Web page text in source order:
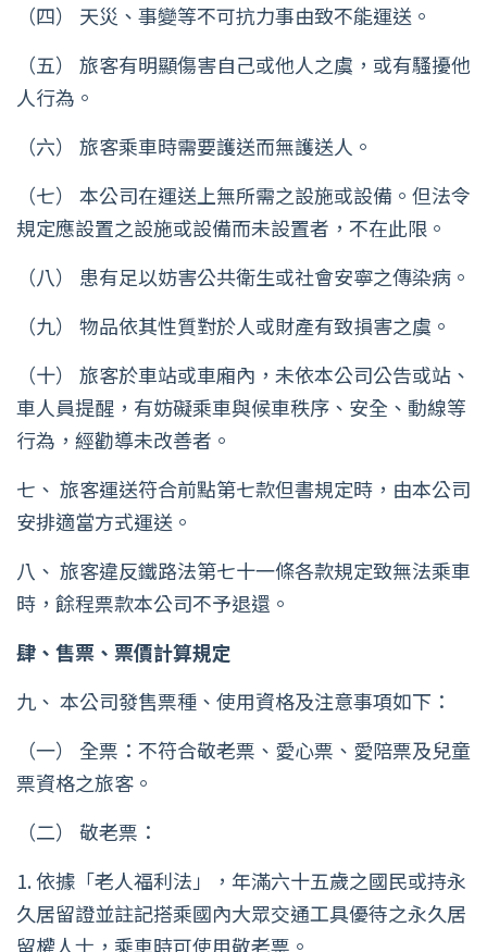
（四） 天災、事變等不可抗力事由致不能運送。
（五） 旅客有明顯傷害自己或他人之虞，或有騷擾他
人行為。
（六） 旅客乘車時需要護送而無護送人。
（七） 本公司在運送上無所需之設施或設備。但法令
規定應設置之設施或設備而未設置者，不在此限。
（八） 患有足以妨害公共衛生或社會安寧之傳染病。
（九） 物品依其性質對於人或財產有致損害之虞。
（十） 旅客於車站或車廂內，未依本公司公告或站、
車人員提醒，有妨礙乘車與候車秩序、安全、動線等
行為，經勸導未改善者。
七、 旅客運送符合前點第七款但書規定時，由本公司
安排適當方式運送。
八、 旅客違反鐵路法第七十一條各款規定致無法乘車
時，餘程票款本公司不予退還。
肆、售票、票價計算規定
九、 本公司發售票種、使用資格及注意事項如下：
（一） 全票：不符合敬老票、愛心票、愛陪票及兒童
票資格之旅客。
（二） 敬老票：
1. 依據「老人福利法」，年滿六十五歲之國民或持永
久居留證並註記搭乘國內大眾交通工具優待之永久居
留權人士，乘車時可使用敬老票。